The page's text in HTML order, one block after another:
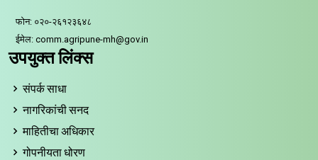
फोन: ०२०-२६१२३६४८
ईमेल: comm.agripune-mh@gov.in
उपयुक्त लिंक्स
संपर्क साधा
नागरिकांची सनद
माहितीचा अधिकार
गोपनीयता धोरण